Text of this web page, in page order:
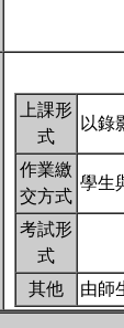
上課形
式
以錄
作業繳
交方式
學生
考試形
式
其他
由師